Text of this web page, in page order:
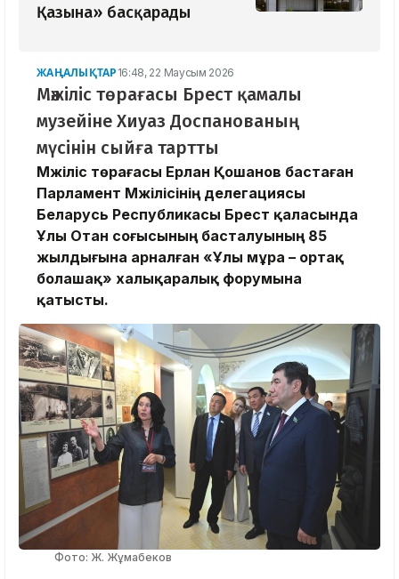
Қазына» басқарады
ЖАҢАЛЫҚТАР 16:48, 22 Маусым 2026
Мәжіліс төрағасы Брест қамалы
музейіне Хиуаз Доспанованың
мүсінін сыйға тартты
Мәжіліс төрағасы Ерлан Қошанов бастаған
Парламент Мәжілісінің делегациясы
Беларусь Республикасы Брест қаласында
Ұлы Отан соғысының басталуының 85
жылдығына арналған «Ұлы мұра – ортақ
болашақ» халықаралық форумына
қатысты.
Фото: Ж. Жұмабеков